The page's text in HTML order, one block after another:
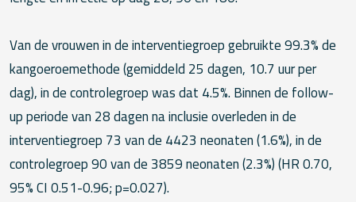
Van de vrouwen in de interventiegroep gebruikte 99.3% de
kangoeroemethode (gemiddeld 25 dagen, 10.7 uur per
dag), in de controlegroep was dat 4.5%. Binnen de follow-
up periode van 28 dagen na inclusie overleden in de
interventiegroep 73 van de 4423 neonaten (1.6%), in de
controlegroep 90 van de 3859 neonaten (2.3%) (HR 0.70,
95% CI 0.51-0.96; p=0.027).